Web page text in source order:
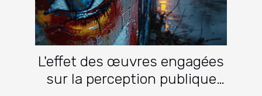
L'effet des œuvres engagées
sur la perception publique